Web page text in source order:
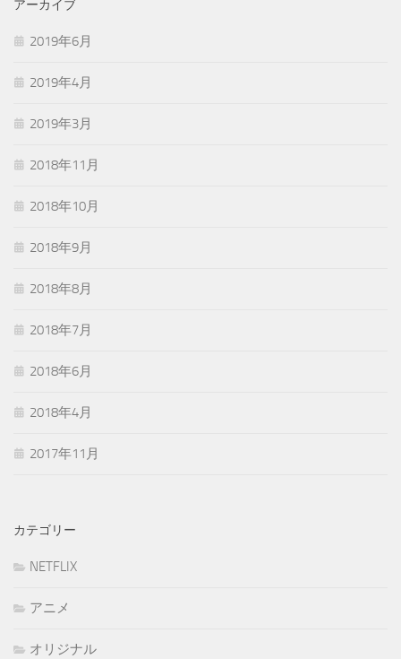
アーカイブ
2019年6月
2019年4月
2019年3月
2018年11月
2018年10月
2018年9月
2018年8月
2018年7月
2018年6月
2018年4月
2017年11月
カテゴリー
NETFLIX
アニメ
オリジナル